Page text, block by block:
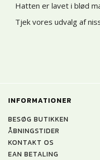
Hatten er lavet i blød
Tjek vores udvalg af
INFORMATIONER
BESØG BUTIKKEN
ÅBNINGSTIDER
KONTAKT OS
EAN BETALING